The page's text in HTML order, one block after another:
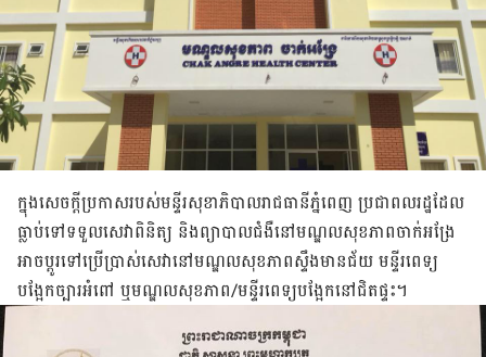
ក្នុង​សេចក្តី​ប្រកាស​របស់​មន្ទីរ​សុខាភិបាល​រាជធានី​ភ្នំពេញ ប្រជាពលរដ្ឋ​ដែល​
ធ្លាប់​ទៅ​ទទួល​សេវា​ពិនិត្យ និង​ព្យាបាល​ជំងឺ​នៅ​មណ្ឌល​សុខភាព​ចាក់​អង្រែ
អាច​ប្តូរ​ទៅ​ប្រើ​ប្រាស់​សេវា​នៅ​មណ្ឌល​សុខភាព​ស្ទឹង​មាន​ជ័យ មន្ទីរពេទ្យ​
បង្អែក​ច្បារ​អំពៅ ឬ​មណ្ឌល​សុខភាព/មន្ទីរពេទ្យ​បង្អែក​នៅ​ជិត​ផ្ទះ។